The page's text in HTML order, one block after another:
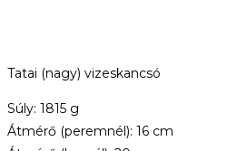
Tatai (nagy) vizeskancsó
Súly: 1815 g
Átmérő (peremnél): 16 cm